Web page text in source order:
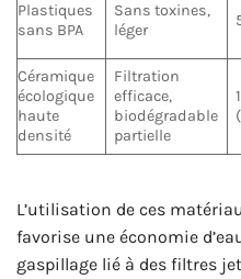
Plastiques
sans BPA
Sans toxines,
léger
Céramique
écologique
haute
densité
Filtration
efficace,
biodégradable
partielle
L’utilisation de ces
favorise une économie
gaspillage lié à des filtres